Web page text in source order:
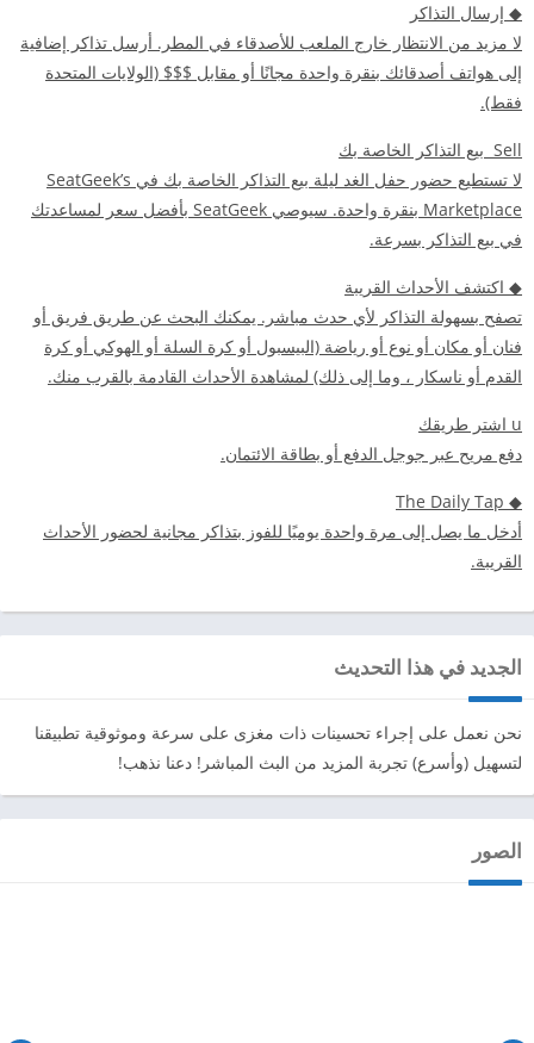
◆ إرسال التذاكر
لا مزيد من الانتظار خارج الملعب للأصدقاء في المطر. أرسل تذاكر إضافية
إلى هواتف أصدقائك بنقرة واحدة مجانًا أو مقابل $$$ (الولايات المتحدة
فقط).
Sell ​​ بيع التذاكر الخاصة بك
لا تستطيع حضور حفل الغد ليلة بيع التذاكر الخاصة بك في SeatGeek’s
Marketplace بنقرة واحدة. سيوصي SeatGeek بأفضل سعر لمساعدتك
في بيع التذاكر بسرعة.
◆ اكتشف الأحداث القريبة
تصفح بسهولة التذاكر لأي حدث مباشر. يمكنك البحث عن طريق فريق أو
فنان أو مكان أو نوع أو رياضة (البيسبول أو كرة السلة أو الهوكي أو كرة
القدم أو ناسكار ، وما إلى ذلك) لمشاهدة الأحداث القادمة بالقرب منك.
u اشتر طريقك
دفع مريح عبر جوجل الدفع أو بطاقة الائتمان.
◆
The Daily Tap
أدخل ما يصل إلى مرة واحدة يوميًا للفوز بتذاكر مجانية لحضور الأحداث
القريبة.
الجديد في هذا التحديث
نحن نعمل على إجراء تحسينات ذات مغزى على سرعة وموثوقية تطبيقنا
لتسهيل (وأسرع) تجربة المزيد من البث المباشر! دعنا نذهب!
الصور